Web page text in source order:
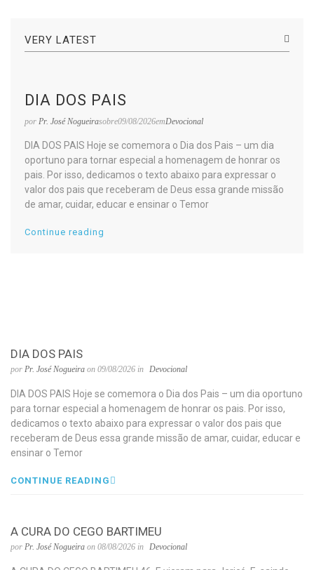
VERY LATEST
DIA DOS PAIS
por Pr. José Nogueirasobre09/08/2026emDevocional
DIA DOS PAIS Hoje se comemora o Dia dos Pais – um dia
oportuno para tornar especial a homenagem de honrar os
pais. Por isso, dedicamos o texto abaixo para expressar o
valor dos pais que receberam de Deus essa grande missão
de amar, cuidar, educar e ensinar o Temor
Continue reading
DIA DOS PAIS
por Pr. José Nogueira on 09/08/2026 in Devocional
DIA DOS PAIS Hoje se comemora o Dia dos Pais – um dia oportuno
para tornar especial a homenagem de honrar os pais. Por isso,
dedicamos o texto abaixo para expressar o valor dos pais que
receberam de Deus essa grande missão de amar, cuidar, educar e
ensinar o Temor
CONTINUE READING
A CURA DO CEGO BARTIMEU
por Pr. José Nogueira on 08/08/2026 in Devocional